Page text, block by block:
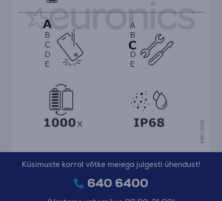
Küsimuste korral võtke meiega julgesti ühendust!
640 6400